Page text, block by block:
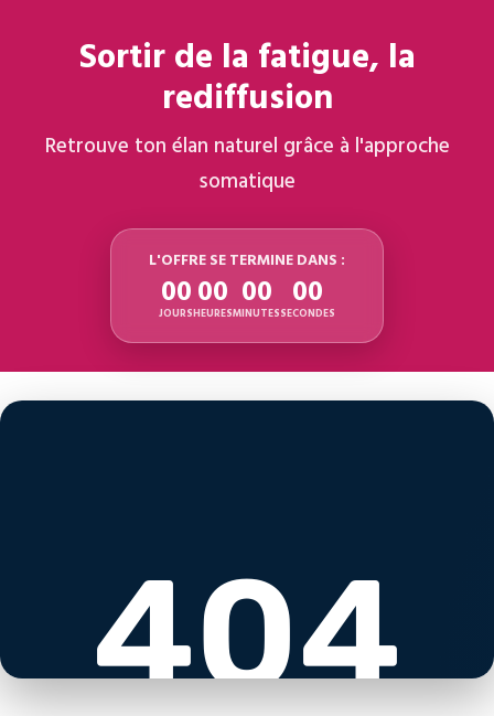
Sortir de la fatigue, la
rediffusion
Retrouve ton élan naturel grâce à l'approche
somatique
L'OFFRE SE TERMINE DANS :
00
JOURS
00
HEURES
00
MINUTES
00
SECONDES